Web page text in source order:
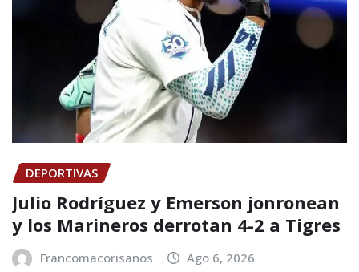
DEPORTIVAS
Julio Rodríguez y Emerson jonronean
y los Marineros derrotan 4-2 a Tigres
Francomacorisanos Ago 6, 2026